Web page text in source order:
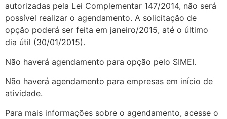
autorizadas pela Lei Complementar 147/2014, não será
possível realizar o agendamento. A solicitação de
opção poderá ser feita em janeiro/2015, até o último
dia útil (30/01/2015).
Não haverá agendamento para opção pelo SIMEI.
Não haverá agendamento para empresas em início de
atividade.
Para mais informações sobre o agendamento, acesse o